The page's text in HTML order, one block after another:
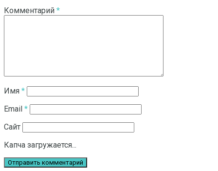
Комментарий *
Имя *
Email *
Сайт
Капча загружается...